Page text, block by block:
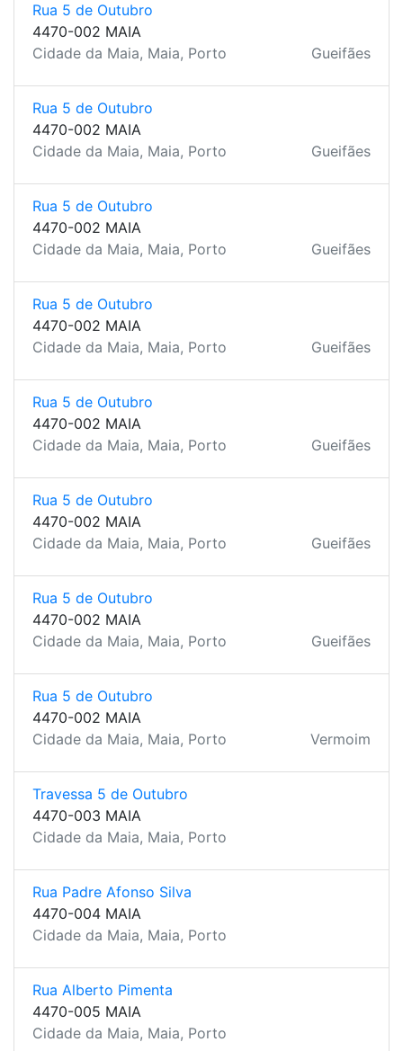
Rua 5 de Outubro
4470-002 MAIA
Cidade da Maia, Maia, Porto
Gueifães
Rua 5 de Outubro
4470-002 MAIA
Cidade da Maia, Maia, Porto
Gueifães
Rua 5 de Outubro
4470-002 MAIA
Cidade da Maia, Maia, Porto
Gueifães
Rua 5 de Outubro
4470-002 MAIA
Cidade da Maia, Maia, Porto
Gueifães
Rua 5 de Outubro
4470-002 MAIA
Cidade da Maia, Maia, Porto
Gueifães
Rua 5 de Outubro
4470-002 MAIA
Cidade da Maia, Maia, Porto
Gueifães
Rua 5 de Outubro
4470-002 MAIA
Cidade da Maia, Maia, Porto
Gueifães
Rua 5 de Outubro
4470-002 MAIA
Cidade da Maia, Maia, Porto
Vermoim
Travessa 5 de Outubro
4470-003 MAIA
Cidade da Maia, Maia, Porto
Rua Padre Afonso Silva
4470-004 MAIA
Cidade da Maia, Maia, Porto
Rua Alberto Pimenta
4470-005 MAIA
Cidade da Maia, Maia, Porto